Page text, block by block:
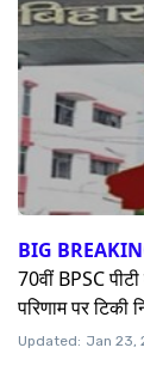
BIG
70वीं BPSC
परिणाम पर टिकी
Updated: Jan 23,